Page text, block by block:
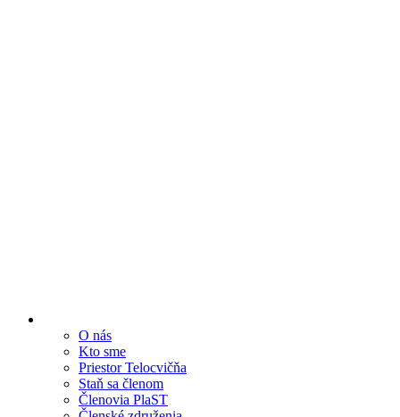
O nás
Kto sme
Priestor Telocvičňa
Staň sa členom
Členovia PlaST